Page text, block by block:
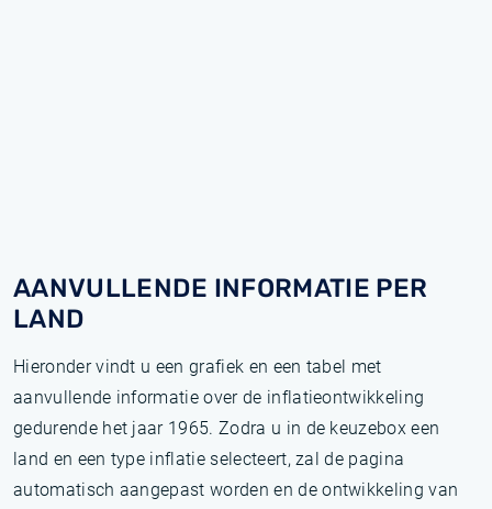
AANVULLENDE INFORMATIE PER
LAND
Hieronder vindt u een grafiek en een tabel met
aanvullende informatie over de inflatieontwikkeling
gedurende het jaar 1965. Zodra u in de keuzebox een
land en een type inflatie selecteert, zal de pagina
automatisch aangepast worden en de ontwikkeling van